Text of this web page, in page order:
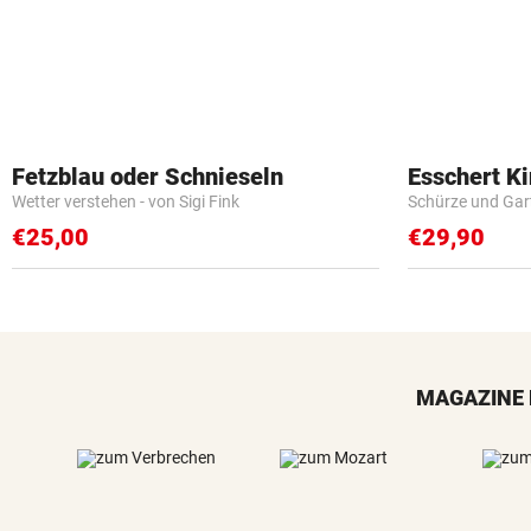
Fetzblau oder Schnieseln
Wetter verstehen - von Sigi Fink
€25,00
Esschert
Schürze und
€29,90
MAGAZINE